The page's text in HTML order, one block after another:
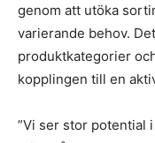
genom att utöka
varierande behov.
produktkategorier
kopplingen till en
”Vi ser stor potential